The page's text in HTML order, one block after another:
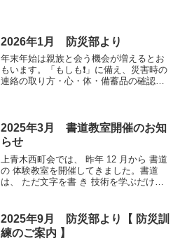
ます。「ちょっと手伝ってみ...
2026年1月 防災部より
年末年始は親族と会う機会が増えるとお
もいます。「もしも❗️」に備え、災害時の
連絡の取り方・心・体・備蓄品の確認を
長）
2025年3月 書道教室開催のお知
らせ
上青木西町会では、 昨年 12 月から 書道
の 体験教室を開催してきました。書道
は、 ただ文字を書 き 技術を学ぶだけで
と思いました。役員の応援と協力のもと
「学びなが...
2025年9月 防災部より【 防災訓
練のご案内 】